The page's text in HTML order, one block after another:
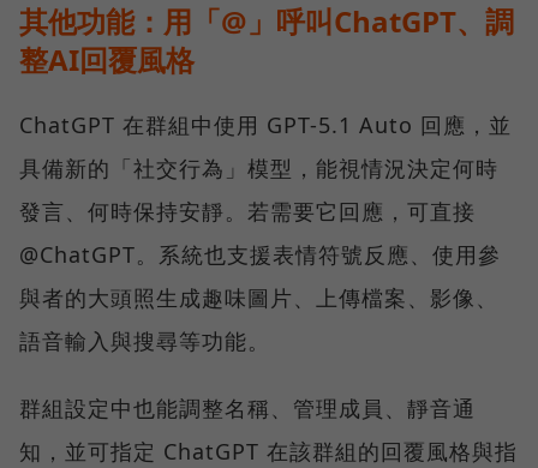
其他功能：用「@」呼叫ChatGPT、調
整AI回覆風格
ChatGPT 在群組中使用 GPT-5.1 Auto 回應，並
具備新的「社交行為」模型，能視情況決定何時
發言、何時保持安靜。若需要它回應，可直接
@ChatGPT。系統也支援表情符號反應、使用參
與者的大頭照生成趣味圖片、上傳檔案、影像、
語音輸入與搜尋等功能。
群組設定中也能調整名稱、管理成員、靜音通
知，並可指定 ChatGPT 在該群組的回覆風格與指